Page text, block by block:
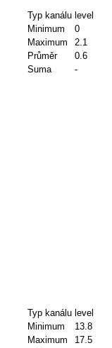
Typ kanálu level
Minimum
0
Maximum
2.1
Průměr
0.6
Suma
-
Typ kanálu level
Minimum
13.8
Maximum
17.5